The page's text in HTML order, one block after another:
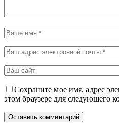
Сохраните мое имя, адрес
этом браузере для следующего